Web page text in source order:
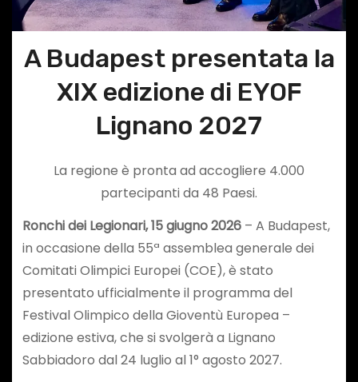
A Budapest presentata la
XIX edizione di EYOF
Lignano 2027
La regione è pronta ad accogliere 4.000
partecipanti da 48 Paesi.
Ronchi dei Legionari, 15 giugno 2026– A Budapest,
in occasione della 55ª assemblea generale dei
Comitati Olimpici Europei (COE), è stato
presentato ufficialmente il programma del
Festival Olimpico della Gioventù Europea –
edizione estiva, che si svolgerà a Lignano
Sabbiadoro dal 24 luglio al 1° agosto 2027.